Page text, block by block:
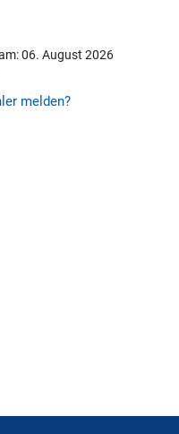
06. August 2026
melden?